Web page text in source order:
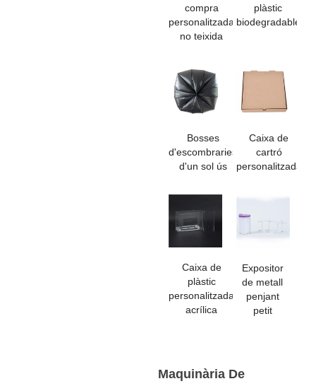
compra
personalitzada
no teixida
plàstic
biodegradable
Bosses
d'escombraries
d'un sol ús
Caixa de
cartró
personalitzada
Caixa de
plàstic
personalitzada
acrílica
Expositor
de metall
penjant
petit
Maquinària De